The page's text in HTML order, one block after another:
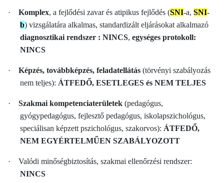
· Komplex, a fejlődési zavar és atipikus fejlődés (SNI-a, SNI-
b) vizsgálatára alkalmas, standardizált eljárásokat alkalmazó
diagnosztikai rendszer : NINCS, egységes protokoll:
NINCS
· Képzés, továbbképzés, feladatellátás (törvényi szabályozás
nem teljes): ÁTFEDŐ, ESETLEGES és NEM TELJES
· Szakmai kompetenciaterületek (pedagógus,
gyógypedagógus, fejlesztő pedagógus, iskolapszichológus,
speciálisan képzett pszichológus, szakorvos): ÁTFEDŐ,
NEM EGYÉRTELMŰEN SZABÁLYOZOTT
·
Valódi minőségbiztosítás, szakmai ellenőrzési rendszer:
NINCS